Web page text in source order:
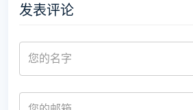
发表评论